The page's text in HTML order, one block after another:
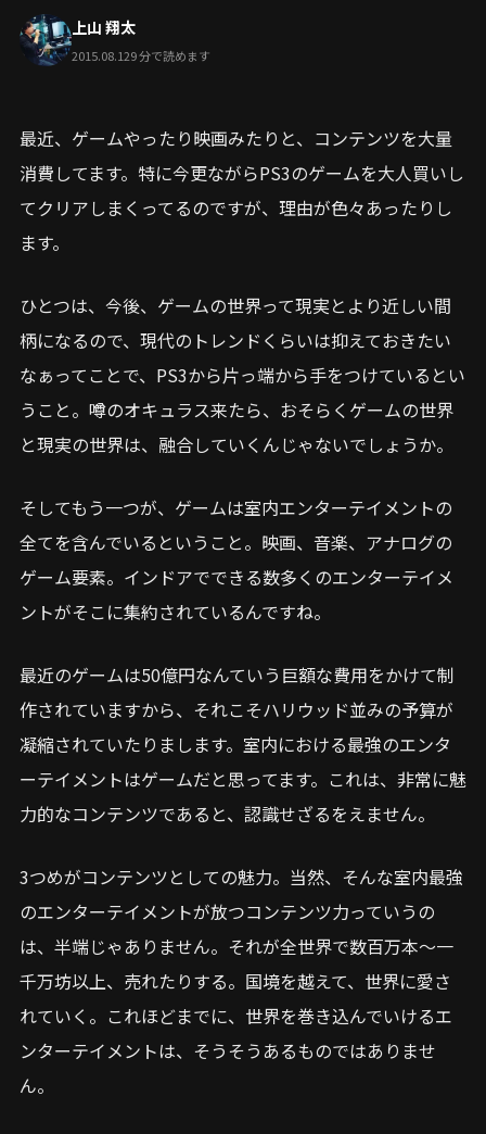
上山 翔太
2015.08.129 分で読めます
最近、ゲームやったり映画みたりと、コンテンツを大量
消費してます。特に今更ながらPS3のゲームを大人買いし
てクリアしまくってるのですが、理由が色々あったりし
ます。
ひとつは、今後、ゲームの世界って現実とより近しい間
柄になるので、現代のトレンドくらいは抑えておきたい
なぁってことで、PS3から片っ端から手をつけているとい
うこと。噂のオキュラス来たら、おそらくゲームの世界
と現実の世界は、融合していくんじゃないでしょうか。
そしてもう一つが、ゲームは室内エンターテイメントの
全てを含んでいるということ。映画、音楽、アナログの
ゲーム要素。インドアでできる数多くのエンターテイメ
ントがそこに集約されているんですね。
最近のゲームは50億円なんていう巨額な費用をかけて制
作されていますから、それこそハリウッド並みの予算が
凝縮されていたりまします。室内における最強のエンタ
ーテイメントはゲームだと思ってます。これは、非常に魅
力的なコンテンツであると、認識せざるをえません。
3つめがコンテンツとしての魅力。当然、そんな室内最強
のエンターテイメントが放つコンテンツ力っていうの
は、半端じゃありません。それが全世界で数百万本〜一
千万坊以上、売れたりする。国境を越えて、世界に愛さ
れていく。これほどまでに、世界を巻き込んでいけるエ
ンターテイメントは、そうそうあるものではありませ
ん。